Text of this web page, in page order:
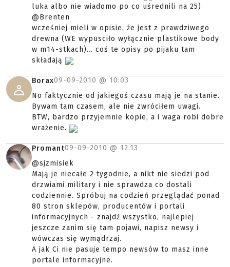
luka albo nie wiadomo po co uśrednili na 25)
@Brenten
wcześniej mieli w opisie, że jest z prawdziwego
drewna (WE wypusciło wyłącznie plastikowe body
w m14-stkach)... coś te opisy po pijaku tam
składają
Borax09-09-2010 @ 10:03
No faktycznie od jakiegoś czasu mają je na stanie.
Bywam tam czasem, ale nie zwróciłem uwagi.
BTW, bardzo przyjemnie kopie, a i waga robi dobre
wrażenie.
Promant09-09-2010 @ 12:13
@sjzmisiek
Mają je niecałe 2 tygodnie, a nikt nie siedzi pod
drzwiami military i nie sprawdza co dostali
codziennie. Spróbuj na codzień przeglądać ponad
80 stron sklepów, producentów i portali
informacyjnych - znajdź wszystko, najlepiej
jeszcze zanim się tam pojawi, napisz newsy i
wówczas się wymądrzaj.
A jak Ci nie pasuje tempo newsów to masz inne
portale informacyjne.